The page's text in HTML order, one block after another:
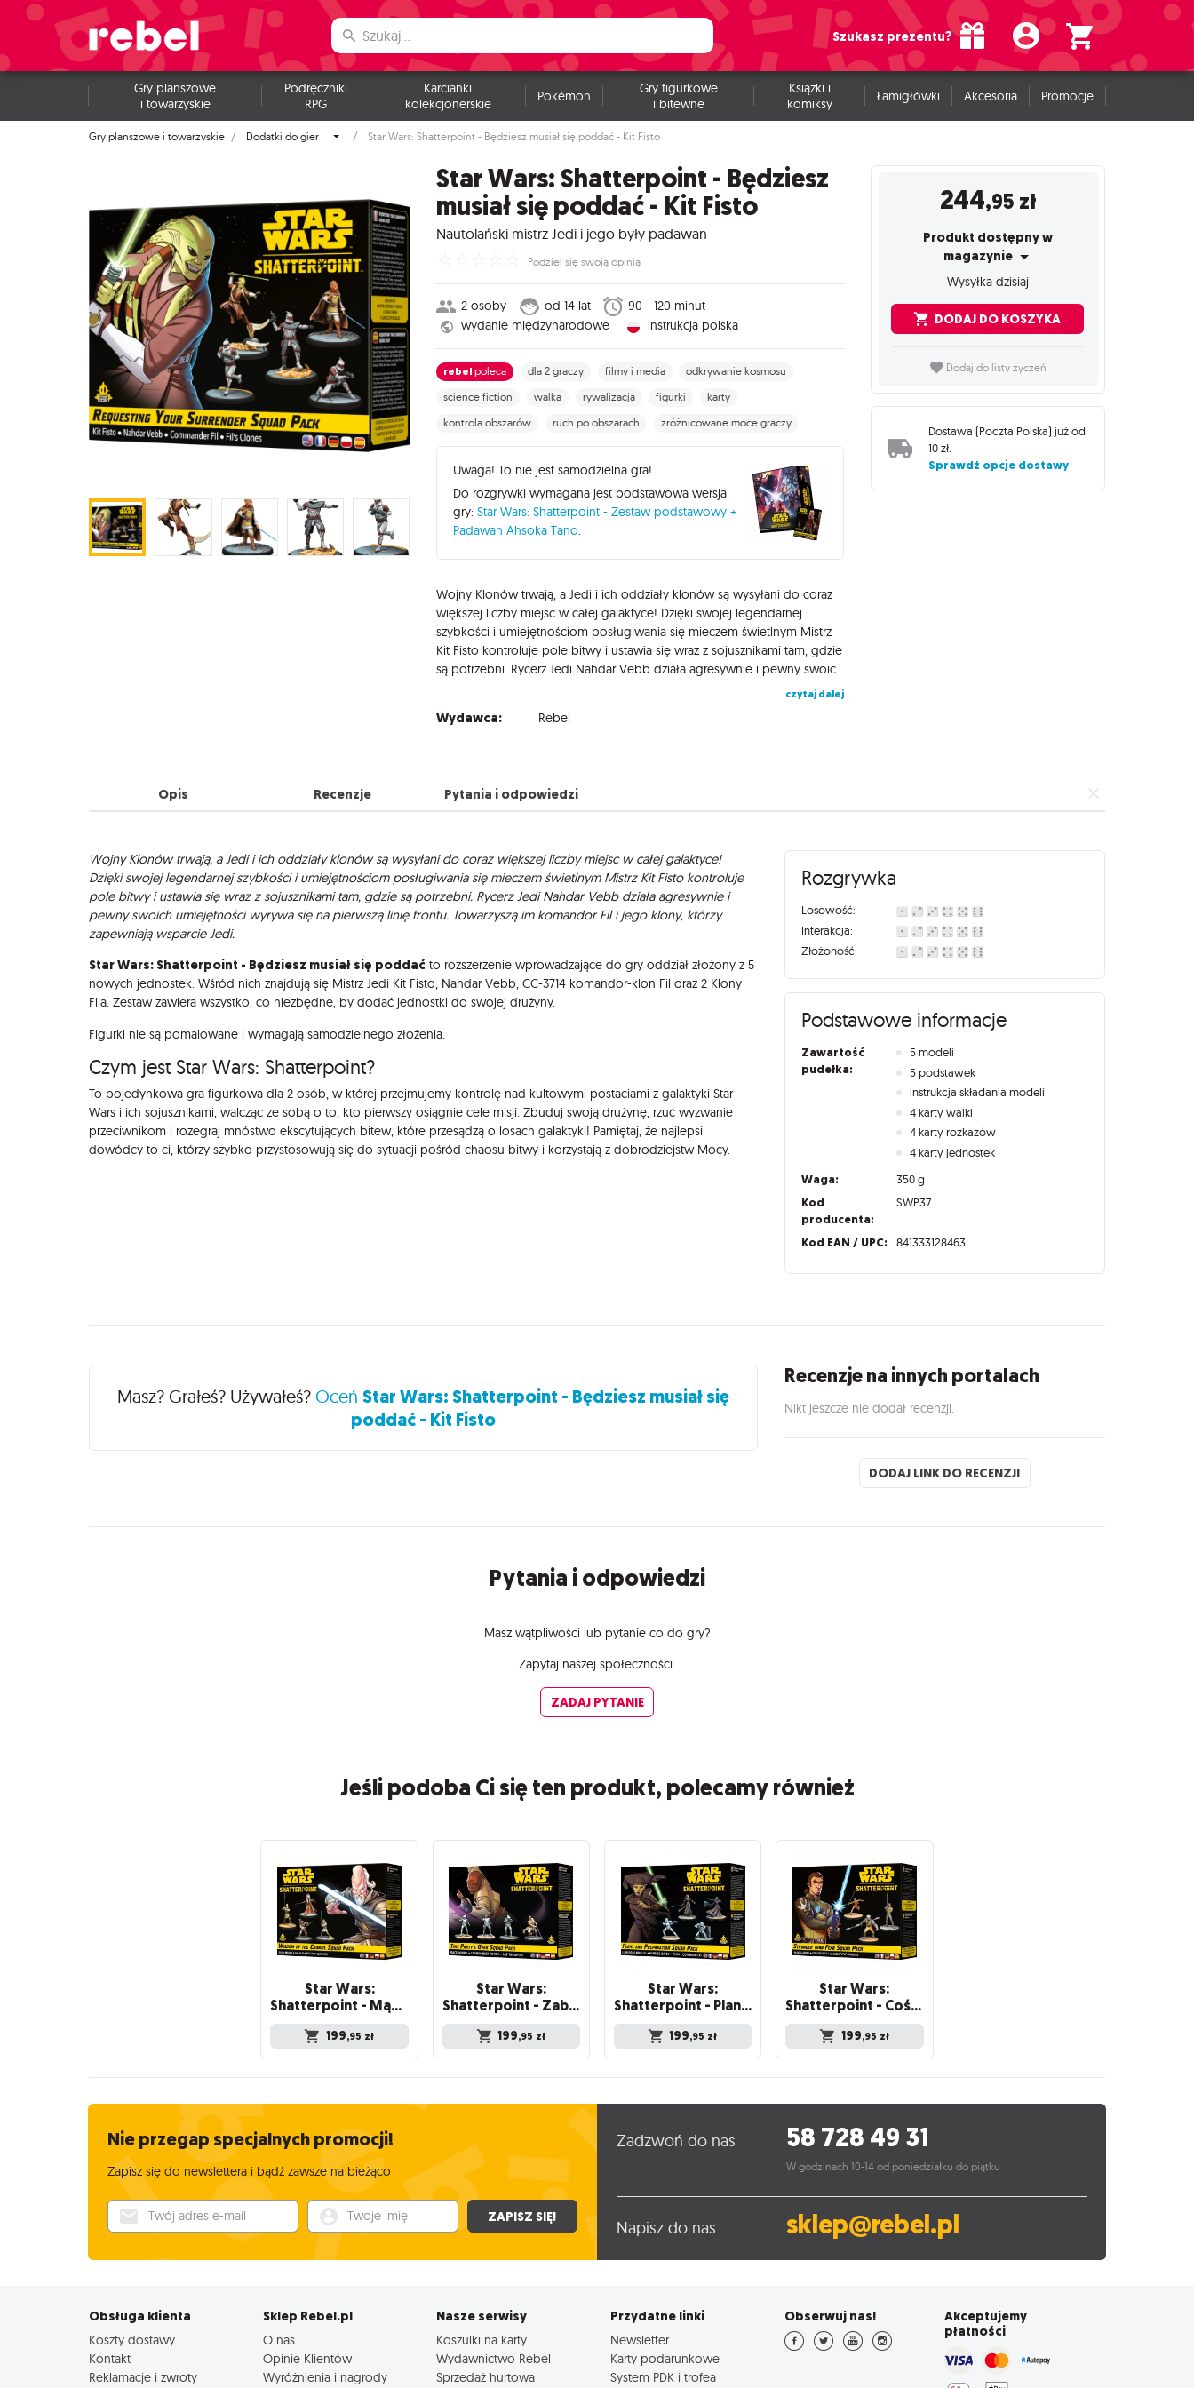
Szukasz prezentu?
Gry planszowe
i towarzyskie
Podręczniki
RPG
Karcianki
kolekcjonerskie
Pokémon
Gry figurkowe
i bitewne
Książki i
komiksy
Łamigłówki Akcesoria Promocje
Gry planszowe i towarzyskie Dodatki do gier Star Wars: Shatterpoint - Będziesz musiał się poddać - Kit Fisto
Star Wars: Shatterpoint - Będziesz
musiał się poddać - Kit Fisto
Nautolański mistrz Jedi i jego były padawan
Podziel się swoją opinią
2 osoby od 14 lat
90 - 120 minut
wydanie międzynarodowe
instrukcja polska
rebel poleca dla 2 graczy filmy i media odkrywanie kosmosu
science fiction walka rywalizacja figurki karty
kontrola obszarów ruch po obszarach zróżnicowane moce graczy
Uwaga! To nie jest samodzielna gra!
Do rozgrywki wymagana jest podstawowa wersja
gry:Star Wars: Shatterpoint - Zestaw podstawowy +
Padawan Ahsoka Tano.
Wojny Klonów trwają, a Jedi i ich oddziały klonów są wysyłani do coraz
większej liczby miejsc w całej galaktyce! Dzięki swojej legendarnej
szybkości i umiejętnościom posługiwania się mieczem świetlnym Mistrz
Kit Fisto kontroluje pole bitwy i ustawia się wraz z sojusznikami tam, gdzie
są potrzebni. Rycerz Jedi Nahdar Vebb działa agresywnie i pewny swoich umiejętności wyrywa się na pierwszą linię frontu. Towarzyszą im komandor Fil i jego klony, którzy zapewniają wsparcie Jedi. Star Wars: Shatterpoint - Będziesz musiał się poddać to rozszerzenie wprowadzające do gry oddział złożony z 5 nowych jednostek. Wśród nich znajdują się Mistrz Jedi Kit Fisto, Nahdar Vebb, CC-3714 komandor-klon Fil oraz 2 Klony Fila. Zestaw zawiera wszystko, co niezbędne, by dodać jednostki do swojej drużyny. Figurki nie są pomalowane i wymagają samodzielnego złożenia. Czym jest Star Wars: Shatterpoint? To pojedynkowa gra figurkowa dla 2 osób, w której przejmujemy kontrolę nad kultowymi postaciami z galaktyki Star Wars i ich sojusznikami, walcząc ze sobą o to, kto pierwszy osiągnie cele misji. Zbuduj swoją drużynę, rzuć wyzwanie przeciwnikom i rozegraj mnóstwo ekscytujących bitew, które przesądzą o losach galaktyki! Pamiętaj, że najlepsi dowódcy to ci, którzy szybko przystosowują się do sytuacji pośród chaosu bitwy i korzystają z dobrodziejstw Mocy.
czytaj dalej
Wydawca: Rebel
244,95 zł
Produkt dostępny w
magazynie
Wysyłka dzisiaj
DODAJ DO KOSZYKA
Dodaj do listy życzeń
Dostawa (Poczta Polska) już od
10 zł.
Sprawdź opcje dostawy
Opis Recenzje Pytania i odpowiedzi
Opis
Wojny Klonów trwają, a Jedi i ich oddziały klonów są wysyłani do coraz większej liczby miejsc w całej galaktyce!
Dzięki swojej legendarnej szybkości i umiejętnościom posługiwania się mieczem świetlnym Mistrz Kit Fisto kontroluje
pole bitwy i ustawia się wraz z sojusznikami tam, gdzie są potrzebni. Rycerz Jedi Nahdar Vebb działa agresywnie i
pewny swoich umiejętności wyrywa się na pierwszą linię frontu. Towarzyszą im komandor Fil i jego klony, którzy
zapewniają wsparcie Jedi.
Star Wars: Shatterpoint - Będziesz musiał się poddać to rozszerzenie wprowadzające do gry oddział złożony z 5
nowych jednostek. Wśród nich znajdują się Mistrz Jedi Kit Fisto, Nahdar Vebb, CC-3714 komandor-klon Fil oraz 2 Klony
Fila. Zestaw zawiera wszystko, co niezbędne, by dodać jednostki do swojej drużyny.
Figurki nie są pomalowane i wymagają samodzielnego złożenia.
Czym jest Star Wars: Shatterpoint?
To pojedynkowa gra figurkowa dla 2 osób, w której przejmujemy kontrolę nad kultowymi postaciami z galaktyki Star
Wars i ich sojusznikami, walcząc ze sobą o to, kto pierwszy osiągnie cele misji. Zbuduj swoją drużynę, rzuć wyzwanie
przeciwnikom i rozegraj mnóstwo ekscytujących bitew, które przesądzą o losach galaktyki! Pamiętaj, że najlepsi
dowódcy to ci, którzy szybko przystosowują się do sytuacji pośród chaosu bitwy i korzystają z dobrodziejstw Mocy.
Rozgrywka
Losowość:
Interakcja:
Złożoność:
Podstawowe informacje
Zawartość
pudełka:
5 modeli
5 podstawek
instrukcja składania modeli
4 karty walki
4 karty rozkazów
4 karty jednostek
Waga: 350 g
Kod
producenta:
SWP37
Kod EAN / UPC: 841333128463
Recenzje
Masz? Grałeś? Używałeś? Oceń Star Wars: Shatterpoint - Będziesz musiał się
poddać - Kit Fisto
Recenzje na innych portalach
Nikt jeszcze nie dodał recenzji.
DODAJ LINK DO RECENZJI
Pytania i odpowiedzi
Masz wątpliwości lub pytanie co do gry?
Zapytaj naszej społeczności.
ZADAJ PYTANIE
Jeśli podoba Ci się ten produkt, polecamy również
Star Wars:
Shatterpoint - Mądrość Rady: Ki-Adi-Mundi
199,95 zł
Star Wars:
Shatterpoint - Zabawa skończona - Generał Mace Windu
199,95 zł
Star Wars:
Shatterpoint - Plany i przygotowania - Generał Luminara Unduli
199,95 zł
Star Wars:
Shatterpoint - Coś silniejszego niż strach: Kanan Jarrus
199,95 zł
Nie przegap specjalnych promocji!
Zapisz się do newslettera i bądź zawsze na bieżąco
Twój adres e-mail Twoje imię ZAPISZ SIĘ!
Zadzwoń do nas 58 728 49 31
W godzinach 10-14 od poniedziałku do piątku
Napisz do nas sklep@rebel.pl
Obsługa klienta
Koszty dostawy
Kontakt
Reklamacje i zwroty
Sklep Rebel.pl
O nas
Opinie Klientów
Wyróżnienia i nagrody
Nasze serwisy
Koszulki na karty
Wydawnictwo Rebel
Sprzedaż hurtowa
Przydatne linki
Newsletter
Karty podarunkowe
System PDK i trofea
Obserwuj nas!
Akceptujemy
płatności